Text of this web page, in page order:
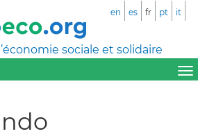
sociale et solidaire
en es fr pt it